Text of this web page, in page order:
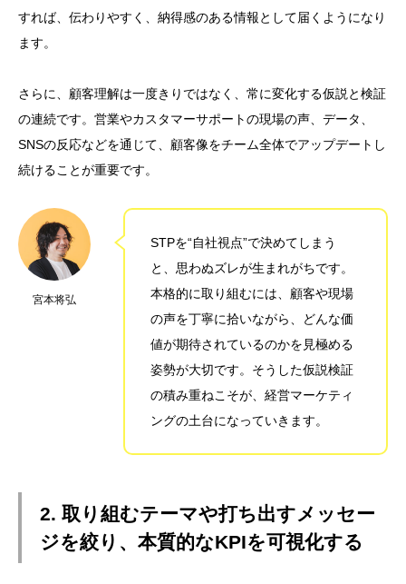
すれば、伝わりやすく、納得感のある情報として届くようになり
ます。
さらに、顧客理解は一度きりではなく、常に変化する仮説と検証
の連続です。営業やカスタマーサポートの現場の声、データ、
SNSの反応などを通じて、顧客像をチーム全体でアップデートし
続けることが重要です。
宮本将弘
STPを“自社視点”で決めてしまう
と、思わぬズレが生まれがちです。
本格的に取り組むには、顧客や現場
の声を丁寧に拾いながら、どんな価
値が期待されているのかを見極める
姿勢が大切です。そうした仮説検証
の積み重ねこそが、経営マーケティ
ングの土台になっていきます。
2. 取り組むテーマや打ち出すメッセー
ジを絞り、本質的なKPIを可視化する